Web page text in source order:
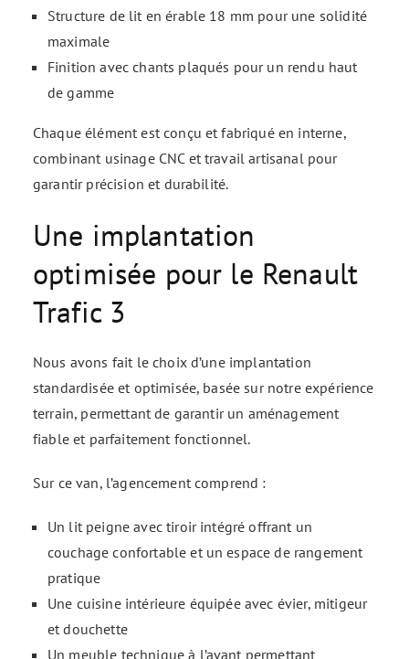
Structure de lit en érable 18 mm pour une solidité
maximale
Finition avec chants plaqués pour un rendu haut
de gamme
Chaque élément est conçu et fabriqué en interne,
combinant usinage CNC et travail artisanal pour
garantir précision et durabilité.
Une implantation
optimisée pour le Renault
Trafic 3
Nous avons fait le choix d’une implantation
standardisée et optimisée, basée sur notre expérience
terrain, permettant de garantir un aménagement
fiable et parfaitement fonctionnel.
Sur ce van, l’agencement comprend :
Un lit peigne avec tiroir intégré offrant un
couchage confortable et un espace de rangement
pratique
Une cuisine intérieure équipée avec évier, mitigeur
et douchette
Un meuble technique à l’avant permettant